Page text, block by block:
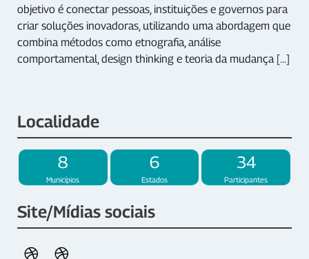
objetivo é conectar pessoas, instituições e governos para
criar soluções inovadoras, utilizando uma abordagem que
combina métodos como etnografia, análise
comportamental, design thinking e teoria da mudança [...]
Localidade
8
Municípios
6
Estados
34
Participantes
Site/Mídias sociais